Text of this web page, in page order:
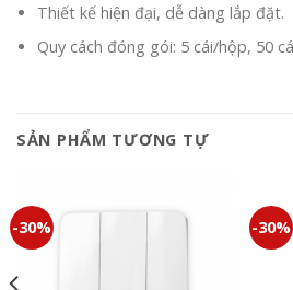
Thiết kế hiện đại, dễ dàng lắp đặt.
Quy cách đóng gói: 5 cái/hộp, 50
SẢN PHẨM TƯƠNG TỰ
-30% -30%